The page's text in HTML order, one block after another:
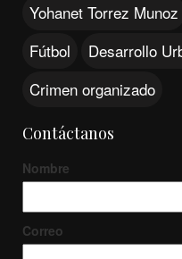
Yohanet Torrez Munoz
Fútbol
Desarrollo
Crimen organizado
Contáctanos
Nombre
Correo